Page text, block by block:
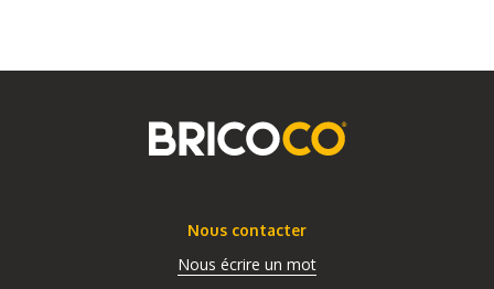
Nous contacter
Nous écrire un mot